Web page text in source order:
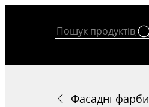
Фасадні фарби